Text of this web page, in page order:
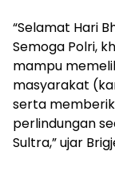
“Selamat Hari
Semoga Polri,
mampu
masyarakat
serta
perlindungan
Sultra,” ujar